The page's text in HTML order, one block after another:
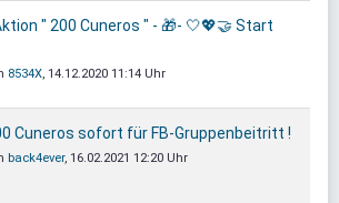
" 200 Cuneros " - 🎁- 🤍💖🤝 Start
8534X , 14.12.2020 11:14 Uhr
Cuneros sofort für FB-Gruppenbeitritt !
back4ever, 16.02.2021 12:20 Uhr